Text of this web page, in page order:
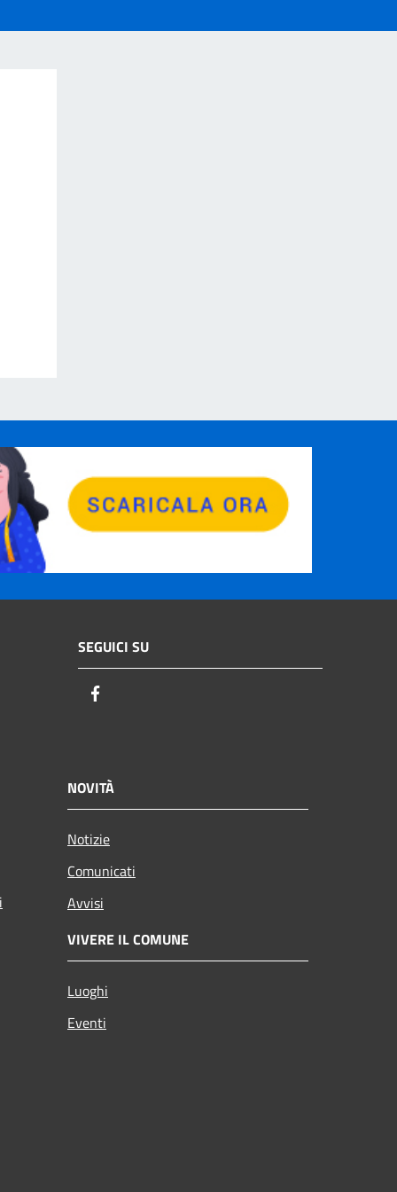
SEGUICI SU
NOVITÀ
Notizie
Comunicati
Avvisi
VIVERE IL COMUNE
Luoghi
Eventi